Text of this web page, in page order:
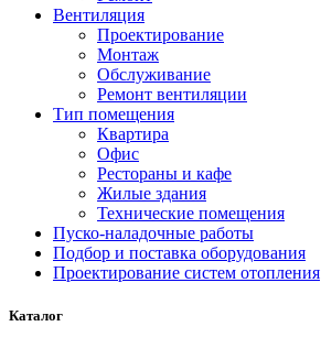
Вентиляция
Проектирование
Монтаж
Обслуживание
Ремонт вентиляции
Тип помещения
Квартира
Офис
Рестораны и кафе
Жилые здания
Технические помещения
Пуско-наладочные работы
Подбор и поставка оборудования
Проектирование систем отопления
Каталог